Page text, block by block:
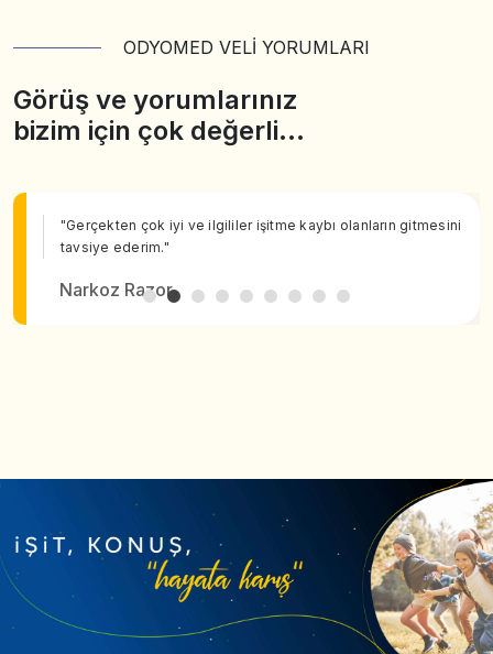
ODYOMED VELİ YORUMLARI
Görüş ve yorumlarınız
bizim için çok değerli…
"Gerçekten çok iyi ve ilgililer işitme kaybı olanların gitmesini
tavsiye ederim."
Narkoz Razor